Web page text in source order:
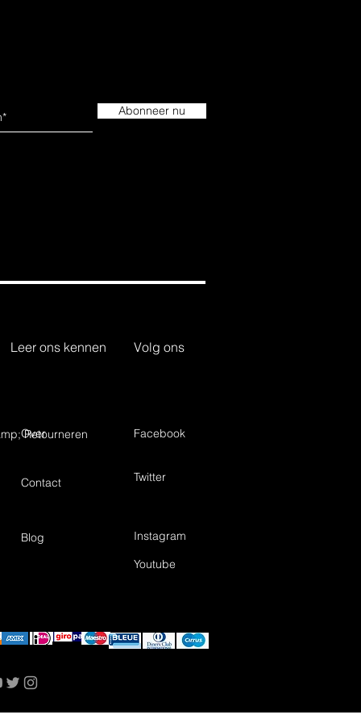
Abonneer nu
Leer ons kennen Volg ons
Retourneren
Over
Contact
Facebook
Twitter
Blog
Instagram
Youtube